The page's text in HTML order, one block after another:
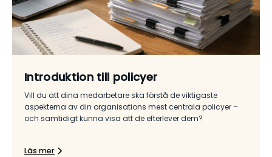
Introduktion till policyer
Vill du att dina medarbetare ska förstå de viktigaste
aspekterna av din organisations mest centrala policyer –
och samtidigt kunna visa att de efterlever dem?
Läs mer